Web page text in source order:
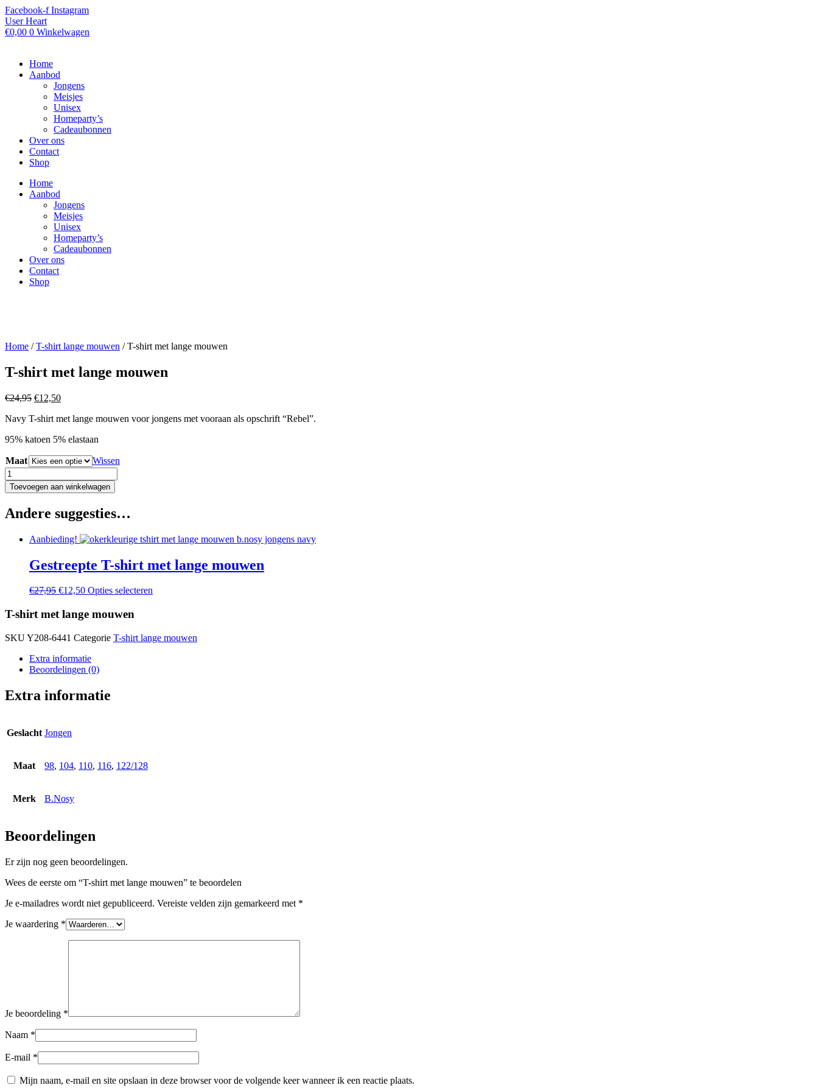
Ga
naar
de
Facebook-f Instagram
User Heart
€0,00 0 Winkelwagen
Home
Aanbod
Jongens
Meisjes
Unisex
Homeparty’s
Cadeaubonnen
Over ons
Contact
Shop
Home
Aanbod
Jongens
Meisjes
Unisex
Homeparty’s
Cadeaubonnen
Over ons
Contact
Shop
Home /T-shirt lange mouwen / T-shirt met lange mouwen
T-shirt met lange mouwen
€24,95 Oorspronkelijke
was:
€12,50Huidige
is:
Navy T-shirt met lange mouwen voor jongens met vooraan als opschrift “Rebel”.
95% katoen 5% elastaan
Maat
Wissen
T-
shirt
met
mouwen
Toevoegen aan winkelwagen
Andere suggesties…
Aanbieding!
Gestreepte T-shirt met lange mouwen
€27,95 Oorspronkelijke
was:
€27,95.
€12,50Huidige
is:
Opties selecteren
variaties.
Deze
T-shirt met lange mouwen
SKUY208-6441 Categorie T-shirt lange mouwen
Extra informatie
Beoordelingen (0)
Extra informatie
Geslacht Jongen
Maat 98, 104, 110, 116, 122/128
Merk B.Nosy
Beoordelingen
Er zijn nog geen beoordelingen.
Wees de eerste om “T-shirt met lange mouwen” te beoordelen
Je e-mailadres wordt niet gepubliceerd. Vereiste velden zijn gemarkeerd met *
Je waardering *
Je beoordeling *
Naam *
E-mail *
Mijn naam, e-mail en site opslaan in deze browser voor de volgende keer wanneer ik een reactie plaats.